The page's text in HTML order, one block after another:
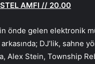
AMFI // 20.00
önde gelen elektronik
DJ’lik, sahne
Alex Stein, Township